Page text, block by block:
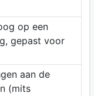
op een
gepast voor
aan de
(mits